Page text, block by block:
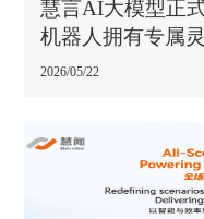
慧言AI大模型正
机器人拥有专属
2026/05/22